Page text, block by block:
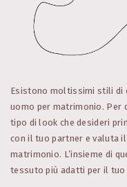
Esistono moltissimi stili di
uomo per matrimonio. Per
tipo di look che desideri
con il tuo partner e valuta
matrimonio. L’insieme di
tessuto più adatti per il tuo